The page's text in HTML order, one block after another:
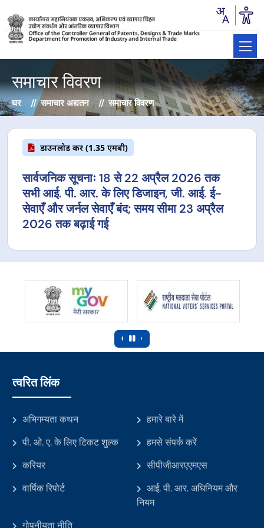
समाचार विवरण
घर समाचार अद्यतन समाचार विवरण
डाउनलोड करें (1.35 एमबी)
सार्वजनिक सूचनाः 18 से 22 अप्रैल 2026 तक
सभी आई. पी. आर. के लिए डिजाइन, जी. आई. ई-
सेवाएँ और जर्नल सेवाएँ बंद; समय सीमा 23 अप्रैल
2026 तक बढ़ाई गई
‹ ›
त्वरित लिंक
अभिगम्यता कथन
हमारे बारे में
पी. ओ. ए. के लिए टिकट शुल्क
हमसे संपर्क करें
करियर
सीपीजीआरएएमएस
वार्षिक रिपोर्ट
आई. पी. आर. अधिनियम और
नियम
गोपनीयता नीति